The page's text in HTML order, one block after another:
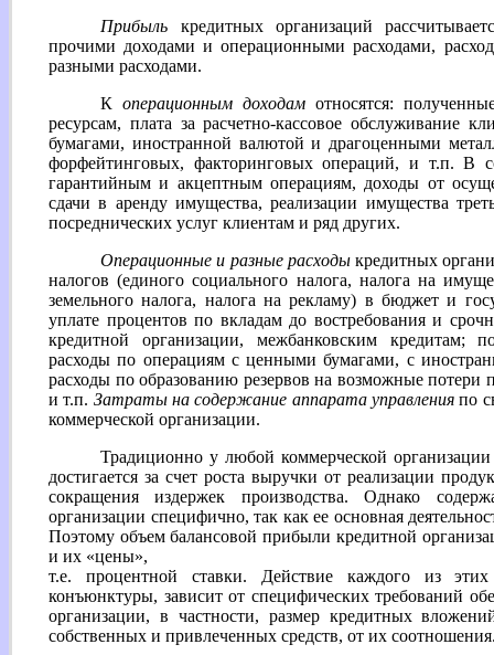
Прибыль кредитных организаций
прочими доходами и операционными расходами,
разными расходами.
Коперационным доходам относятся:
ресурсам, плата за расчетно-кассовое обслуживание
бумагами, иностранной валютой и драгоценными
форфейтинговых, факторинговых операций, и т.п. В
гарантийным и акцептным операциям, доходы от
сдачи в аренду имущества, реализации имущества
посреднических услуг клиентам и ряд других.
Операционные и разные расходыкредитных
налогов (единого социального налога, налога на
земельного налога, налога на рекламу) в бюджет и
уплате процентов по вкладам до востребования и
кредитной организации, межбанковским кредитам;
расходы по операциям с ценными бумагами, с
расходы по образованию резервов на возможные потери
и т.п. Затраты на содержание аппарата управления по
коммерческой организации.
Традиционно у любой коммерческой
достигается за счет роста выручки от реализации
сокращения издержек производства. Однако
организации специфично, так как ее основная
Поэтому объем балансовой прибыли кредитной
и их «цены»,
т.е. процентной ставки. Действие каждого из
конъюнктуры, зависит от специфических требований
организации, в частности, размер кредитных
собственных и привлеченных средств, от их